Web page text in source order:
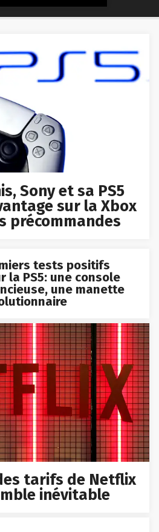
Sony et sa PS5
sur la Xbox
précommandes
tests positifs
la PS5: une console
une manette
tarifs de Netflix
inévitable